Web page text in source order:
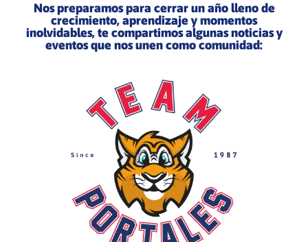
Nos preparamos para cerrar un año lleno de
crecimiento, aprendizaje y momentos
inolvidables, te compartimos algunas noticias y
eventos que nos unen como comunidad: